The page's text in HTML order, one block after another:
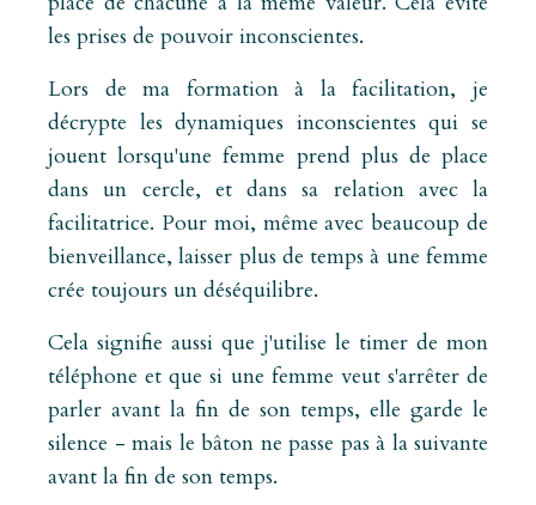
les prises de pouvoir inconscientes.
Lors de ma formation à la facilitation, je
décrypte les dynamiques inconscientes qui se
jouent lorsqu'une femme prend plus de place
dans un cercle, et dans sa relation avec la
facilitatrice. Pour moi, même avec beaucoup de
bienveillance, laisser plus de temps à une femme
crée toujours un déséquilibre.
Cela signifie aussi que j'utilise le timer de mon
téléphone et que si une femme veut s'arrêter de
parler avant la fin de son temps, elle garde le
silence - mais le bâton ne passe pas à la suivante
avant la fin de son temps.